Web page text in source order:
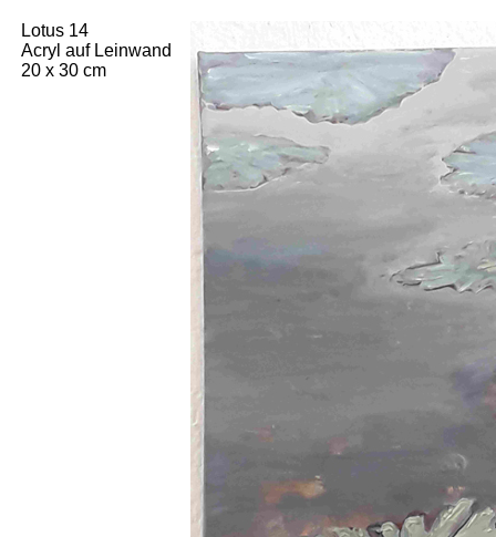
Lotus 14
Acryl auf Leinwand
20 x 30 cm